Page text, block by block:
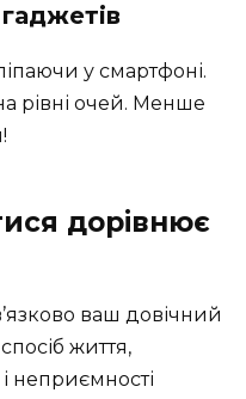
у смартфоні.
рівні очей. Менше
дорівнює
ваш довічний
життя,
неприємності